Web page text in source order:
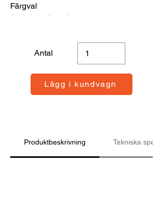
Färgval
Antal
Lägg i kundvagn
Produktbeskrivning Tekniska